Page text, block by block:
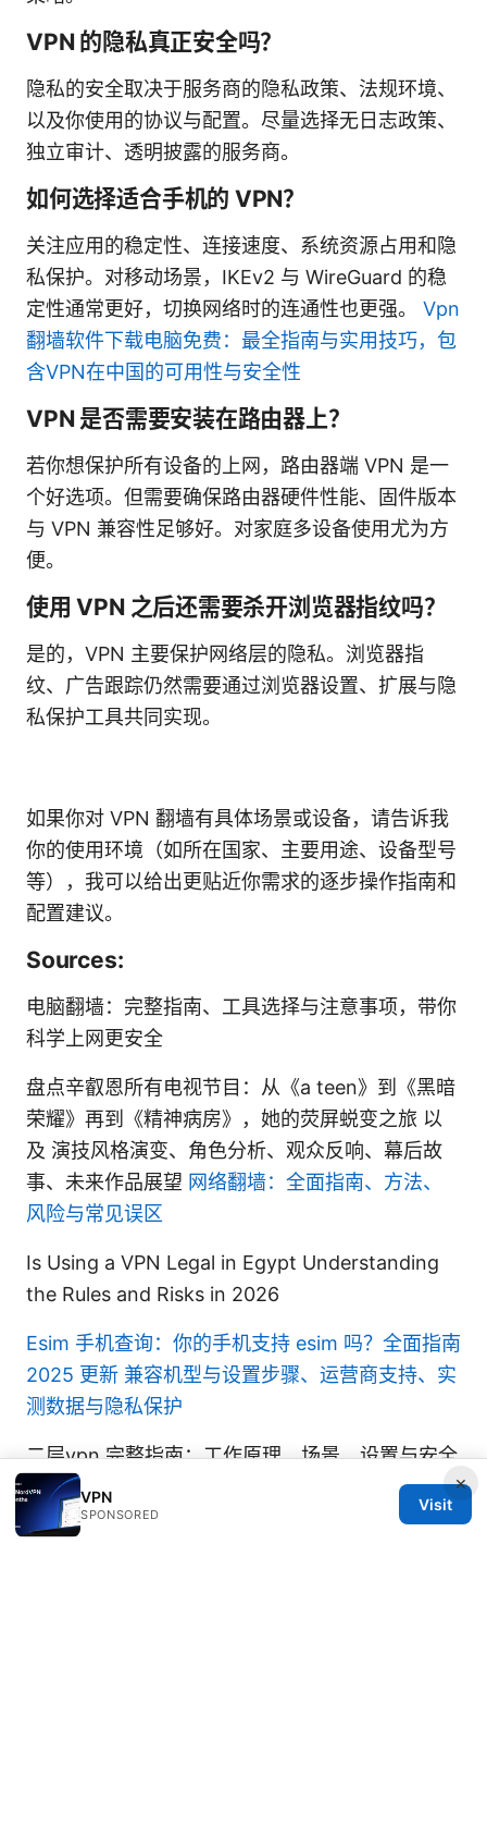
VPN 的隐私真正安全吗？
隐私的安全取决于服务商的隐私政策、法规环境、
以及你使用的协议与配置。尽量选择无日志政策、
独立审计、透明披露的服务商。
如何选择适合手机的 VPN？
关注应用的稳定性、连接速度、系统资源占用和隐
私保护。对移动场景，IKEv2 与 WireGuard 的稳
定性通常更好，切换网络时的连通性也更强。 Vpn
翻墙软件下载电脑免费：最全指南与实用技巧，包
含VPN在中国的可用性与安全性
VPN 是否需要安装在路由器上？
若你想保护所有设备的上网，路由器端 VPN 是一
个好选项。但需要确保路由器硬件性能、固件版本
与 VPN 兼容性足够好。对家庭多设备使用尤为方
便。
使用 VPN 之后还需要杀开浏览器指纹吗？
是的，VPN 主要保护网络层的隐私。浏览器指
纹、广告跟踪仍然需要通过浏览器设置、扩展与隐
私保护工具共同实现。
如果你对 VPN 翻墙有具体场景或设备，请告诉我
你的使用环境（如所在国家、主要用途、设备型号
等），我可以给出更贴近你需求的逐步操作指南和
配置建议。
Sources:
电脑翻墙：完整指南、工具选择与注意事项，带你
科学上网更安全
盘点辛叡恩所有电视节目：从《a teen》到《黑暗
荣耀》再到《精神病房》，她的荧屏蜕变之旅 以
及 演技风格演变、角色分析、观众反响、幕后故
事、未来作品展望 网络翻墙：全面指南、方法、
风险与常见误区
Is Using a VPN Legal in Egypt Understanding
the Rules and Risks in 2026
Esim 手机查询：你的手机支持 esim 吗？全面指南
2025 更新 兼容机型与设置步骤、运营商支持、实
测数据与隐私保护
二层vpn 完整指南：工作原理、场景、设置与安全
要点
×
VPN
SPONSORED
Visit